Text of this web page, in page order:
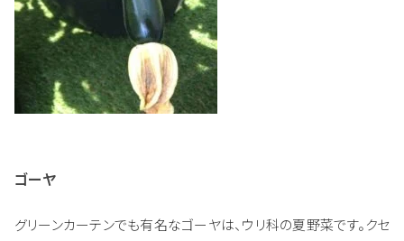
ゴーヤ
グリーンカーテンでも有名なゴーヤは、ウリ科の夏野菜です。クセ